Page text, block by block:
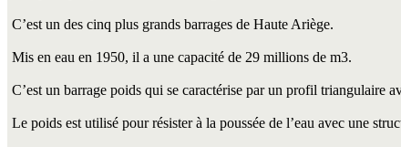
C’est un des cinq plus grands barrages de Haute Ariège.
Mis en eau en 1950, il a une capacité de 29 millions de m3.
C’est un barrage poids qui se caractérise par un profil triangulaire
Le poids est utilisé pour résister à la poussée de l’eau avec une